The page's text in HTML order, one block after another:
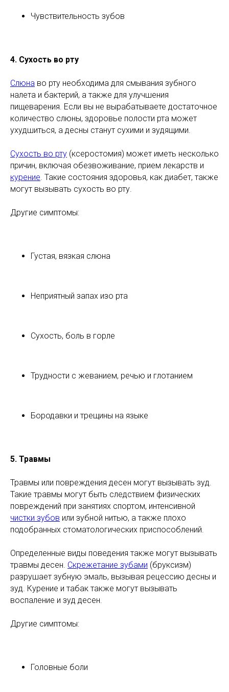
Чувствительность зубов
4. Сухость во рту
Слюна во рту необходима для смывания зубного
налета и бактерий, а также для улучшения
пищеварения. Если вы не вырабатываете достаточное
количество слюны, здоровье полости рта может
ухудшиться, а десны станут сухими и зудящими.
Сухость во рту (ксеростомия) может иметь несколько
причин, включая обезвоживание, прием лекарств и
курение. Такие состояния здоровья, как диабет, также
могут вызывать сухость во рту.
Другие симптомы:
Густая, вязкая слюна
Неприятный запах изо рта
Сухость, боль в горле
Трудности с жеванием, речью и глотанием
Бородавки и трещины на языке
5. Травмы
Травмы или повреждения десен могут вызывать зуд.
Такие травмы могут быть следствием физических
повреждений при занятиях спортом, интенсивной
чистки зубов или зубной нитью, а также плохо
подобранных стоматологических приспособлений.
Определенные виды поведения также могут вызывать
травмы десен. Скрежетание зубами (бруксизм)
разрушает зубную эмаль, вызывая рецессию десны и
зуд. Курение и табак также могут вызывать
воспаление и зуд десен.
Другие симптомы:
Головные боли